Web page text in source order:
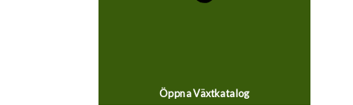
Öppna Växtkatalog